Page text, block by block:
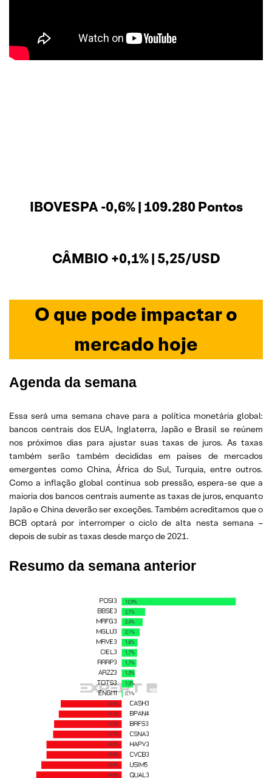
IBOVESPA -0,6% | 109.280 Pontos
CÂMBIO +0,1% | 5,25/USD
O que pode impactar o
mercado hoje
Agenda da semana
Essa será uma semana chave para a política monetária global:
bancos centrais dos EUA, Inglaterra, Japão e Brasil se reúnem
nos próximos dias para ajustar suas taxas de juros. As taxas
também serão também decididas em países de mercados
emergentes como China, África do Sul, Turquia, entre outros.
Como a inflação global continua sob pressão, espera-se que a
maioria dos bancos centrais aumente as taxas de juros, enquanto
Japão e China deverão ser exceções. Também acreditamos que o
BCB optará por interromper o ciclo de alta nesta semana –
depois de subir as taxas desde março de 2021.
Resumo da semana anterior